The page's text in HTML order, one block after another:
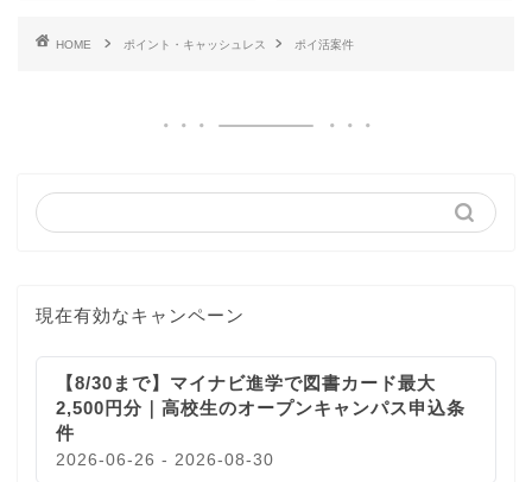
HOME ポイント・キャッシュレス ポイ活案件
現在有効なキャンペーン
【8/30まで】マイナビ進学で図書カード最大
2,500円分｜高校生のオープンキャンパス申込条
件
2026-06-26 - 2026-08-30